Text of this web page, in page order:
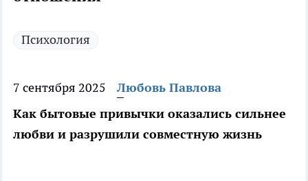
Психология
7 сентября 2025
Любовь Павлова
Как бытовые привычки оказались сильнее
любви и разрушили совместную жизнь